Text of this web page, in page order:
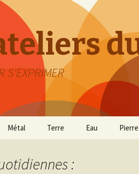
S'EXPRIMER
Métal Terre Eau Pierre
: